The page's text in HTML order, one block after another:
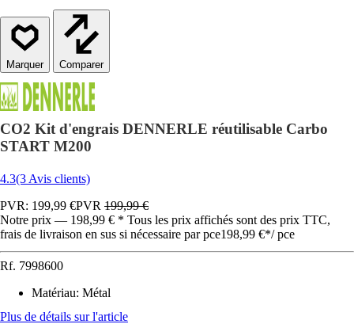
Comparer
CO2 Kit d'engrais DENNERLE réutilisable Carbo
START M200
4.3(3 Avis clients)
PVR: 199,99 €PVR 199,99 €
Notre prix — 198,99 € * Tous les prix affichés sont des prix TTC,
frais de livraison en sus si nécessaire par pce198,99 €*/ pce
Rf. 7998600
Matériau: Métal
Plus de détails sur l'article